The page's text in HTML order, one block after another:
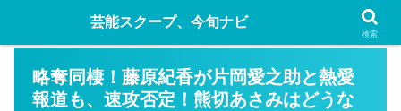
略奪同棲！藤原紀香が片岡愛之助と熱愛
報道も、速攻否定！熊切あさみはどうな
芸能スクープ、今旬ナビ
検索